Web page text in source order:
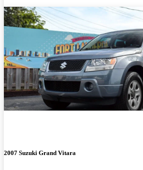
2007 Suzuki Grand Vitara